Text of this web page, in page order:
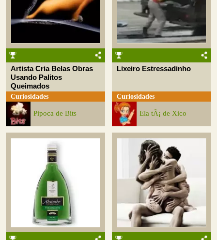
Artista Cria Belas Obras
Usando Palitos
Queimados
Curiosidades
Pipoca de Bits
Lixeiro Estressadinho
Curiosidades
Ela tÃ¡ de Xico